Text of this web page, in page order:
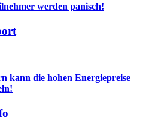
werden panisch!
kann die hohen Energiepreise